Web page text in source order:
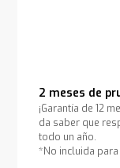
2 meses de
¡Garantía de 12
da saber que
todo un año.
*No incluida